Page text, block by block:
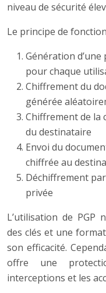
niveau de sécurité
Le principe de
Génération
pour chaque
Chiffrement du
générée
Chiffrement de la
du destinataire
Envoi du
chiffrée au
Déchiffrement par
privée
L’utilisation de PGP
des clés et une
son efficacité.
offre une
interceptions et les